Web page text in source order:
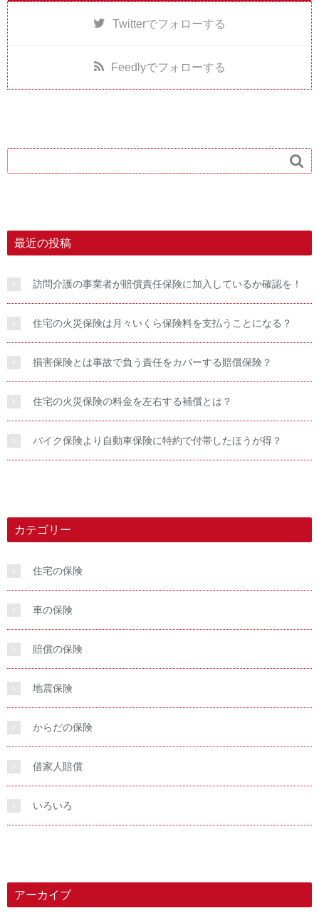
Twitterでフォローする
Feedlyでフォローする

最近の投稿
訪問介護の事業者が賠償責任保険に加入しているか確認を！
住宅の火災保険は月々いくら保険料を支払うことになる？
損害保険とは事故で負う責任をカバーする賠償保険？
住宅の火災保険の料金を左右する補償とは？
バイク保険より自動車保険に特約で付帯したほうが得？
カテゴリー
住宅の保険
車の保険
賠償の保険
地震保険
からだの保険
借家人賠償
いろいろ
アーカイブ